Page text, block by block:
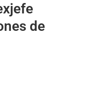
de